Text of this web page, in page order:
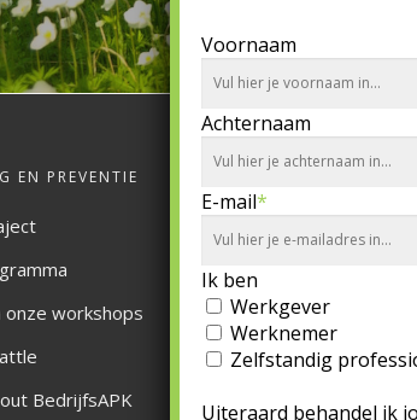
EN PREVENTIE
onze workshops
BedrijfsAPK
CONTACTGEGEVENS
KvK: 64288889
Contact opnemen
Algemene
Voornaam
Achternaam
E-mail*
Ik ben
Werkgever
Werknemer
Zelfstandig
Uiteraard behandel ik